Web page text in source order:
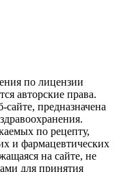
по лицензии
авторские права.
предназначена
по рецепту,
и фармацевтических
на сайте, не
для принятия